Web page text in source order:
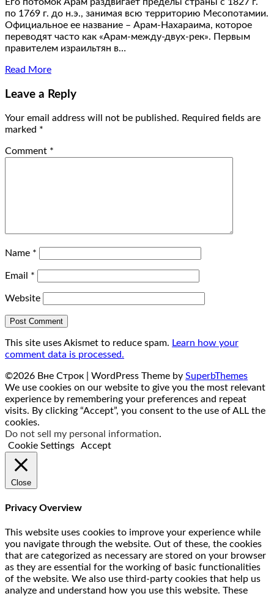
по 1769 г. до н.э., занимая всю территорию Месопотамии.
Официальное ее название – Арам-Нахараима, которое
переводят часто как «Арам-между-двух-рек». Первым
правителем израильтян в…
Read More
Leave a Reply
Your email address will not be published. Required fields are
marked *
Comment *
Name *
Email *
Website
This site uses Akismet to reduce spam. Learn how your
comment data is processed.
©2026 Вне Строк | WordPress Theme by SuperbThemes
We use cookies on our website to give you the most relevant
experience by remembering your preferences and repeat
visits. By clicking “Accept”, you consent to the use of ALL the
cookies.
Do not sell my personal information.
Cookie Settings
Accept
Close
Privacy Overview
This website uses cookies to improve your experience while
you navigate through the website. Out of these, the cookies
that are categorized as necessary are stored on your browser
as they are essential for the working of basic functionalities
of the website. We also use third-party cookies that help us
analyze and understand how you use this website. These